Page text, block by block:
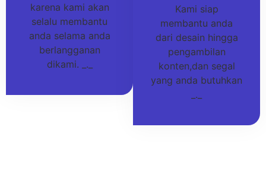
karena kami akan
selalu membantu
anda selama anda
berlangganan
dikami. _._
Kami siap
membantu anda
dari desain hingga
pengambilan
konten,dan segal
yang anda butuhkan
_._